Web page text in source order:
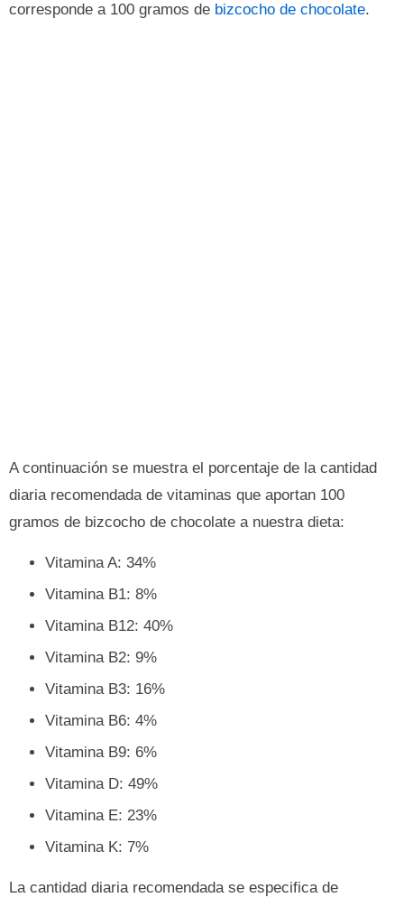
corresponde a 100 gramos de bizcocho de chocolate.
A continuación se muestra el porcentaje de la cantidad
diaria recomendada de vitaminas que aportan 100
gramos de bizcocho de chocolate a nuestra dieta:
Vitamina A: 34%
Vitamina B1: 8%
Vitamina B12: 40%
Vitamina B2: 9%
Vitamina B3: 16%
Vitamina B6: 4%
Vitamina B9: 6%
Vitamina D: 49%
Vitamina E: 23%
Vitamina K: 7%
La cantidad diaria recomendada se especifica de